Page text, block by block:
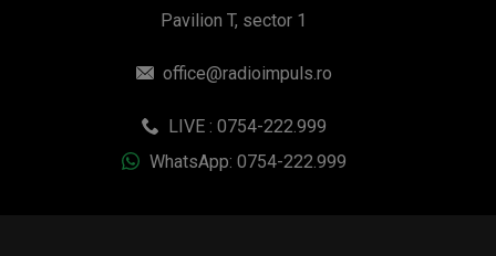
Pavilion T, sector 1
office@radioimpuls.ro
LIVE : 0754-222.999
WhatsApp: 0754-222.999